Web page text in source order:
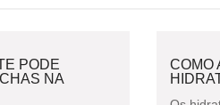
PODE
NA
COMO